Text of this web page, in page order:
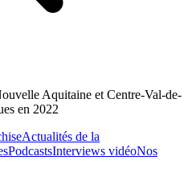
Aquitaine et Centre-Val-de-
en 2022
Actualités de la
PodcastsInterviews vidéoNos